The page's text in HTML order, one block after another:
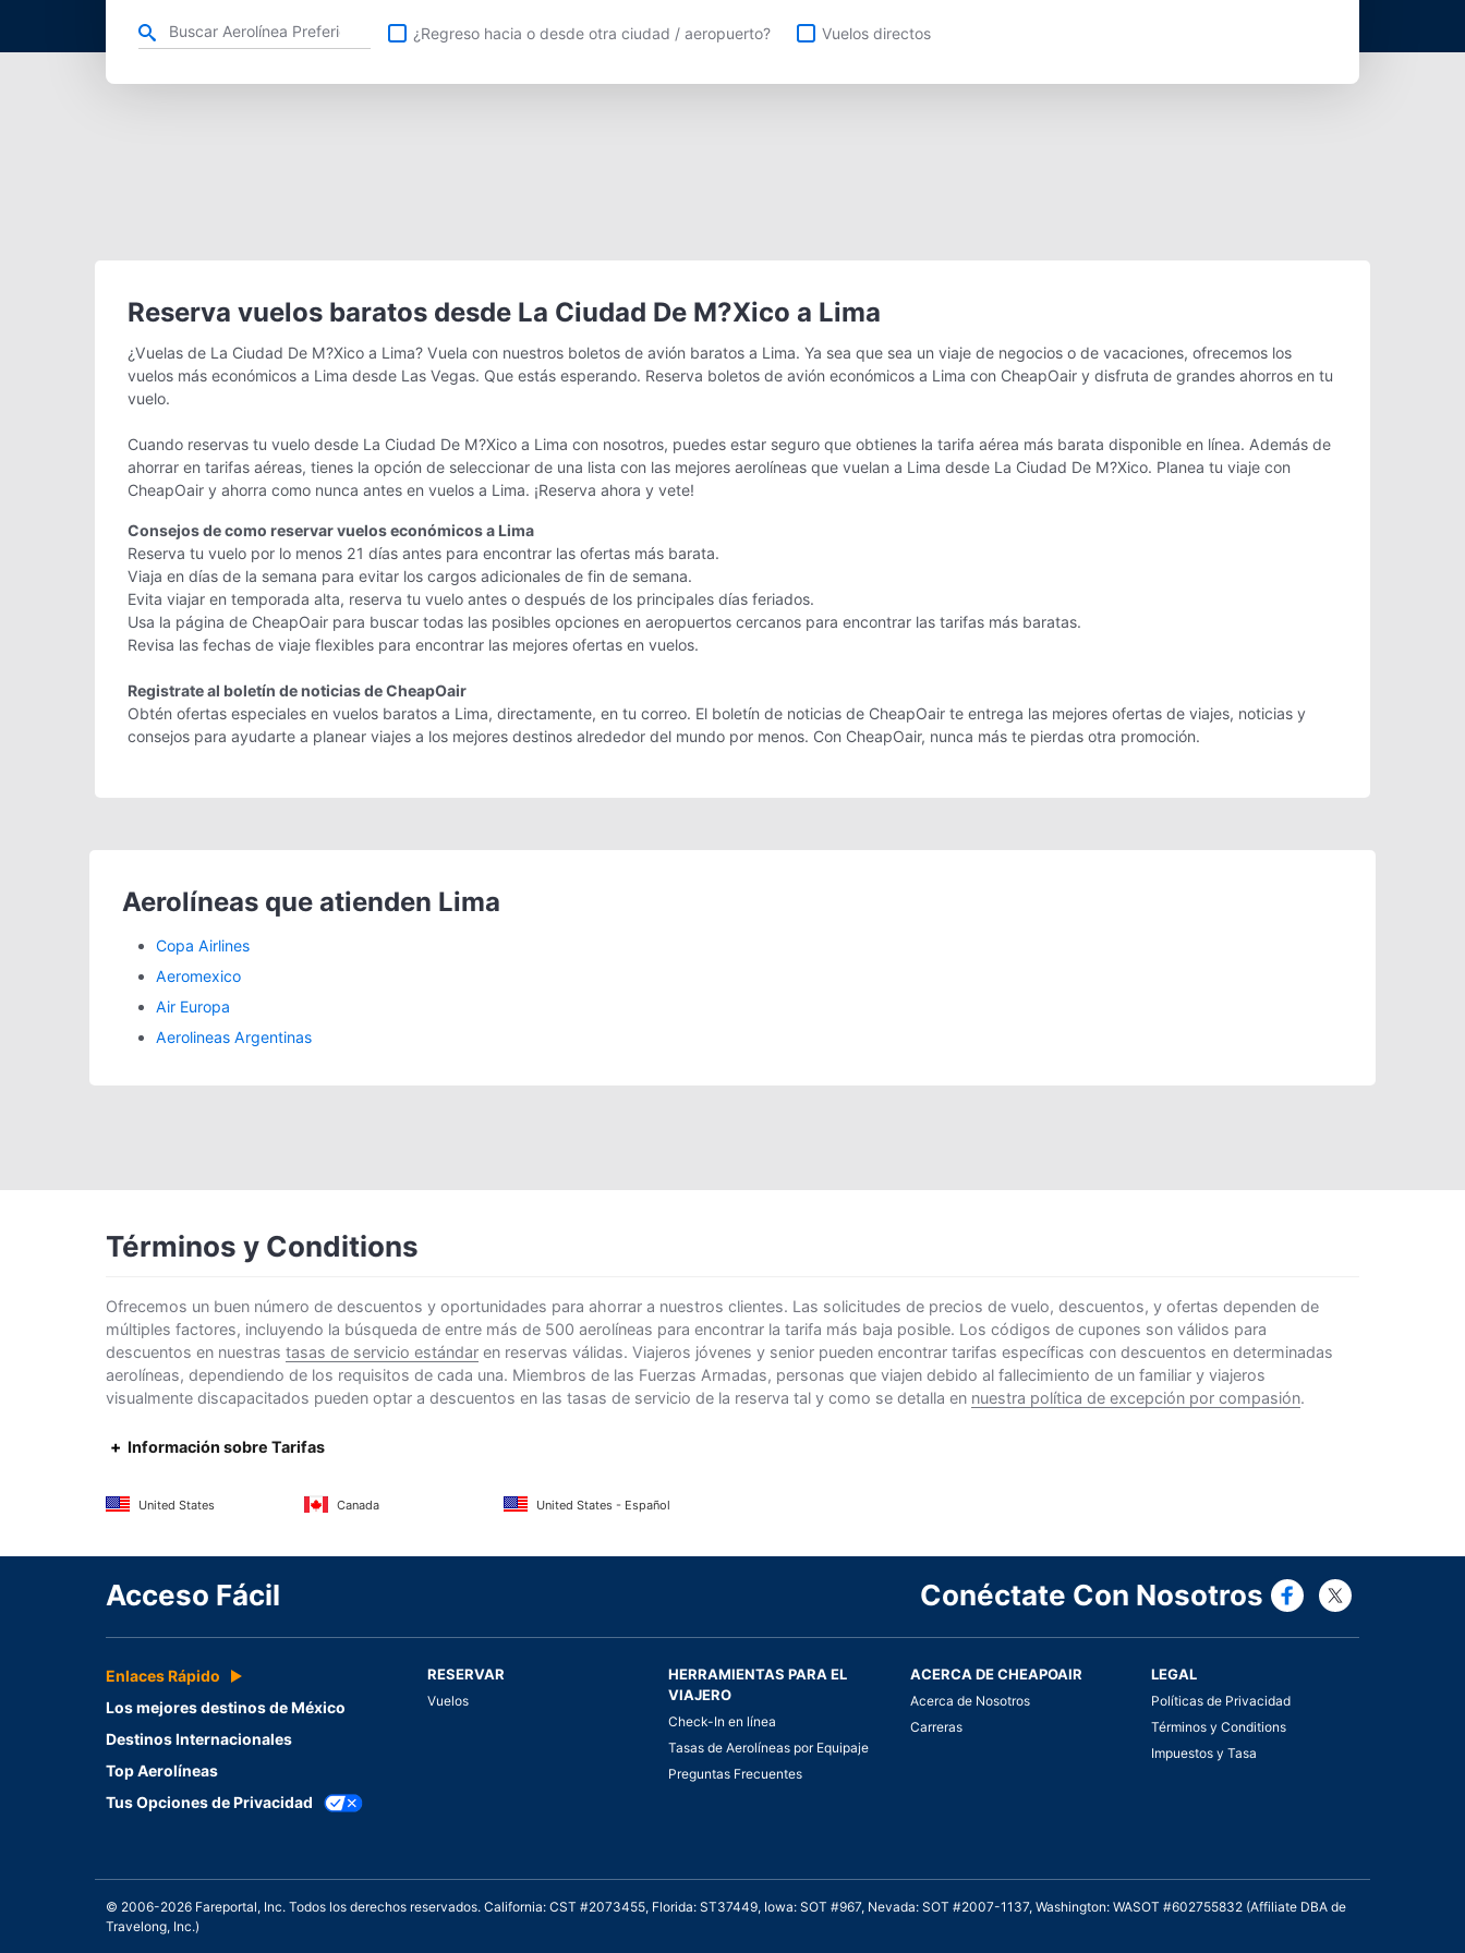
Refina tu búsqueda por aerolínea, ciudad o aeropuerto o vuelos directos
¿Regreso hacia o desde otra ciudad / aeropuerto? Vuelos directos
Reserva vuelos baratos desde La Ciudad De M?Xico a Lima
¿Vuelas de La Ciudad De M?Xico a Lima? Vuela con nuestros boletos de avión baratos a Lima. Ya sea que sea un viaje de negocios o de vacaciones, ofrecemos los
vuelos más económicos a Lima desde Las Vegas. Que estás esperando. Reserva boletos de avión económicos a Lima con CheapOair y disfruta de grandes ahorros en tu
vuelo.
Cuando reservas tu vuelo desde La Ciudad De M?Xico a Lima con nosotros, puedes estar seguro que obtienes la tarifa aérea más barata disponible en línea. Además de
ahorrar en tarifas aéreas, tienes la opción de seleccionar de una lista con las mejores aerolíneas que vuelan a Lima desde La Ciudad De M?Xico. Planea tu viaje con
CheapOair y ahorra como nunca antes en vuelos a Lima. ¡Reserva ahora y vete!
Consejos de como reservar vuelos económicos a Lima
Reserva tu vuelo por lo menos 21 días antes para encontrar las ofertas más barata.
Viaja en días de la semana para evitar los cargos adicionales de fin de semana.
Evita viajar en temporada alta, reserva tu vuelo antes o después de los principales días feriados.
Usa la página de CheapOair para buscar todas las posibles opciones en aeropuertos cercanos para encontrar las tarifas más baratas.
Revisa las fechas de viaje flexibles para encontrar las mejores ofertas en vuelos.
Registrate al boletín de noticias de CheapOair
Obtén ofertas especiales en vuelos baratos a Lima, directamente, en tu correo. El boletín de noticias de CheapOair te entrega las mejores ofertas de viajes, noticias y
consejos para ayudarte a planear viajes a los mejores destinos alrededor del mundo por menos. Con CheapOair, nunca más te pierdas otra promoción.
Aerolíneas que atienden Lima
Copa Airlines
Aeromexico
Air Europa
Aerolineas Argentinas
Términos y Conditions
Ofrecemos un buen número de descuentos y oportunidades para ahorrar a nuestros clientes. Las solicitudes de precios de vuelo, descuentos, y ofertas dependen de
múltiples factores, incluyendo la búsqueda de entre más de 500 aerolíneas para encontrar la tarifa más baja posible. Los códigos de cupones son válidos para
descuentos en nuestras tasas de servicio estándar en reservas válidas. Viajeros jóvenes y senior pueden encontrar tarifas específicas con descuentos en determinadas
aerolíneas, dependiendo de los requisitos de cada una. Miembros de las Fuerzas Armadas, personas que viajen debido al fallecimiento de un familiar y viajeros
visualmente discapacitados pueden optar a descuentos en las tasas de servicio de la reserva tal y como se detalla en nuestra política de excepción por compasión.
Información sobre Tarifas
United States Canada United States - Español
Acceso Fácil Conéctate Con Nosotros Connect
Enlaces Rápido
Los mejores destinos de México
Destinos Internacionales
Top Aerolíneas
Tus Opciones de Privacidad
RESERVAR
Vuelos
HERRAMIENTAS PARA EL
VIAJERO
Check-In en línea
Tasas de Aerolíneas por Equipaje
Preguntas Frecuentes
ACERCA DE CHEAPOAIR
Acerca de Nosotros
Carreras
LEGAL
Políticas de Privacidad
Términos y Conditions
Impuestos y Tasa
© 2006-2026 Fareportal, Inc. Todos los derechos reservados. California: CST #2073455, Florida: ST37449, Iowa: SOT #967, Nevada: SOT #2007-1137, Washington: WASOT #602755832 (Affiliate DBA de
Travelong, Inc.)